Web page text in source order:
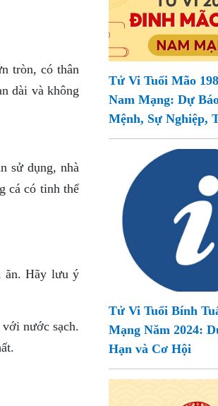
tròn, có thân
dài và không
sử dụng, nhà
cá có tinh thể
ăn. Hãy lưu ý
nước sạch.
Tử Vi Tuổi Mão
Nam Mạng: Dự
Mệnh, Sự Nghiệp,
Tử Vi Tuổi Bính
Mạng Năm 2024:
Hạn và Cơ Hội